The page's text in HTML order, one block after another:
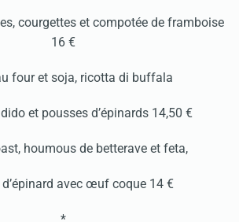
courgettes et compotée de framboise
16 €
four et soja, ricotta di buffala
et pousses d’épinards 14,50 €
houmous de betterave et feta,
avec œuf coque 14 €